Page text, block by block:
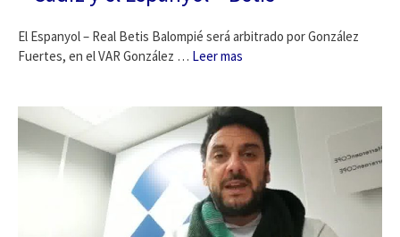
El Espanyol – Real Betis Balompié será arbitrado por González
Fuertes, en el VAR González … Leer mas